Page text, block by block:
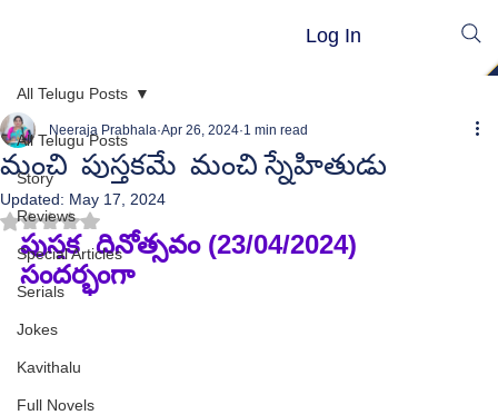
Log In
All Telugu Posts
Story
Reviews
Special Articles
Serials
Jokes
Kavithalu
Full Novels
All Telugu Posts
మంచి పుస్తకమే మంచి స్నేహితుడు
Neeraja Prabhala Apr 26, 2024 1 min read
Updated: May 17, 2024
Rated NaN out of 5 stars.
పుస్తక  దినోత్సవం (23/04/2024)
సందర్భంగా